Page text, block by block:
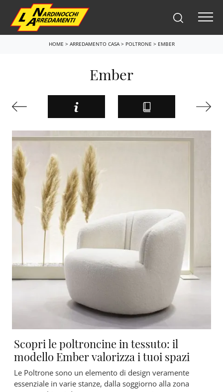
HOME > ARREDAMENTO CASA> POLTRONE > EMBER
Ember
Scopri le poltroncine in tessuto: il
modello Ember valorizza i tuoi spazi
Le Poltrone sono un elemento di design veramente
essenziale in varie stanze, dalla soggiorno alla zona